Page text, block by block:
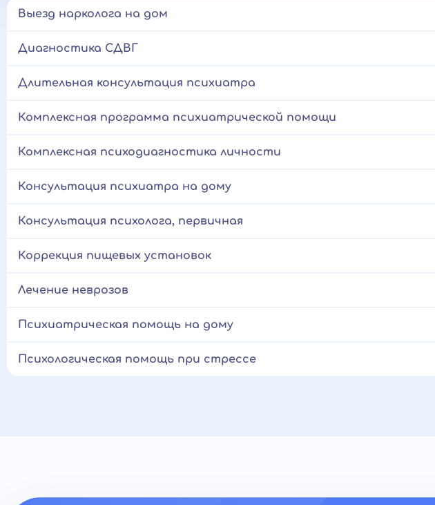
Выезд нарколога на дом
Диагностика СДВГ
Длительная консультация психиатра
Комплексная программа психиатрической помощи
Комплексная психодиагностика личности
Консультация психиатра на дому
Консультация психолога, первичная
Коррекция пищевых установок
Лечение неврозов
Психиатрическая помощь на дому
Психологическая помощь при стрессе